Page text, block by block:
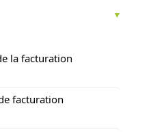
la facturation
facturation